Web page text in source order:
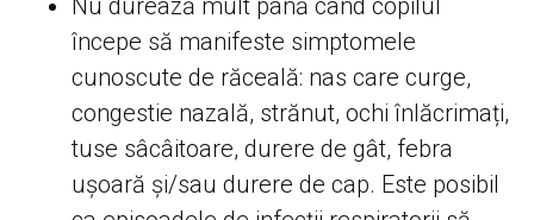
Nu durează mult până când copilul
începe să manifeste simptomele
cunoscute de răceală: nas care curge,
congestie nazală, strănut, ochi înlăcrimați,
tuse sâcâitoare, durere de gât, febra
ușoară și/sau durere de cap. Este posibil